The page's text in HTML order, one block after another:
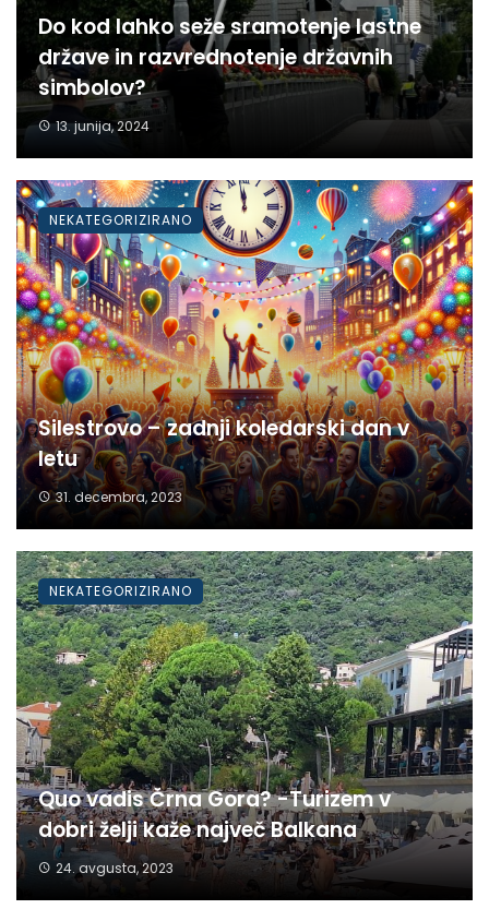
Do kod lahko seže sramotenje lastne
države in razvrednotenje državnih
simbolov?
13. junija, 2024
Silestrovo – zadnji koledarski dan v
letu
31. decembra, 2023
NEKATEGORIZIRANO
Quo vadis Črna Gora? -Turizem v
dobri želji kaže največ Balkana
24. avgusta, 2023
NEKATEGORIZIRANO